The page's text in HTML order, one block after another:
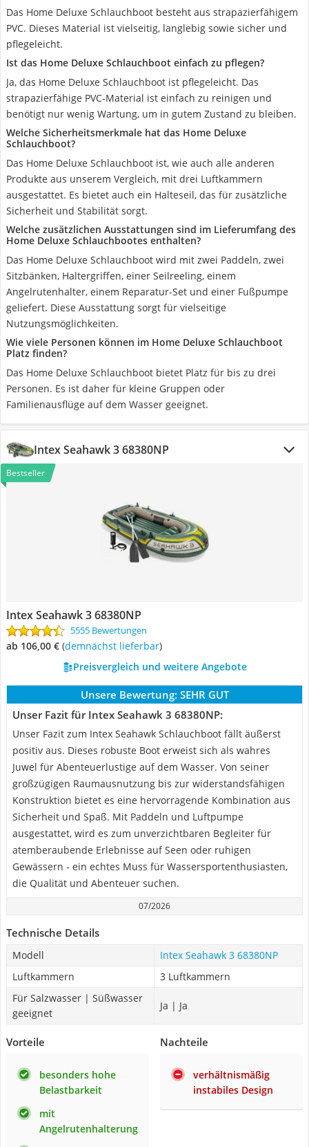
Das Home Deluxe Schlauchboot besteht aus strapazierfähigem
PVC. Dieses Material ist vielseitig, langlebig sowie sicher und
pflegeleicht.
Ist das Home Deluxe Schlauchboot einfach zu pflegen?
Ja, das Home Deluxe Schlauchboot ist pflegeleicht. Das
strapazierfähige PVC-Material ist einfach zu reinigen und
benötigt nur wenig Wartung, um in gutem Zustand zu bleiben.
Welche Sicherheitsmerkmale hat das Home Deluxe
Schlauchboot?
Das Home Deluxe Schlauchboot ist, wie auch alle anderen
Produkte aus unserem Vergleich, mit drei Luftkammern
ausgestattet. Es bietet auch ein Halteseil, das für zusätzliche
Sicherheit und Stabilität sorgt.
Welche zusätzlichen Ausstattungen sind im Lieferumfang des
Home Deluxe Schlauchbootes enthalten?
Das Home Deluxe Schlauchboot wird mit zwei Paddeln, zwei
Sitzbänken, Haltergriffen, einer Seilreeling, einem
Angelrutenhalter, einem Reparatur-Set und einer Fußpumpe
geliefert. Diese Ausstattung sorgt für vielseitige
Nutzungsmöglichkeiten.
Wie viele Personen können im Home Deluxe Schlauchboot
Platz finden?
Das Home Deluxe Schlauchboot bietet Platz für bis zu drei
Personen. Es ist daher für kleine Gruppen oder
Familienausflüge auf dem Wasser geeignet.
Intex Seahawk 3 68380NP
Bestseller
Intex Seahawk 3 68380NP
5555 Bewertungen
ab 106,00 € ( Demnächst lieferbar)
Preisvergleich und weitere Angebote
Unsere Bewertung: SEHR GUT
Unser Fazit für Intex Seahawk 3 68380NP:
Unser Fazit zum Intex Seahawk Schlauchboot fällt äußerst
positiv aus. Dieses robuste Boot erweist sich als wahres
Juwel für Abenteuerlustige auf dem Wasser. Von seiner
großzügigen Raumausnutzung bis zur widerstandsfähigen
Konstruktion bietet es eine hervorragende Kombination aus
Sicherheit und Spaß. Mit Paddeln und Luftpumpe
ausgestattet, wird es zum unverzichtbaren Begleiter für
atemberaubende Erlebnisse auf Seen oder ruhigen
Gewässern - ein echtes Muss für Wassersportenthusiasten,
die Qualität und Abenteuer suchen.
07/2026
Technische Details
Modell
Intex Seahawk 3 68380NP
Luftkammern
3 Luftkammern
Für Salzwasser | Süßwasser
geeignet
Ja | Ja
Vorteile
besonders hohe
Belastbarkeit
mit
Angelrutenhalterung
Nachteile
verhältnismäßig
instabiles Design